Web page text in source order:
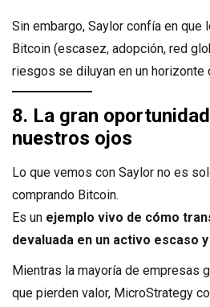
Sin embargo, Saylor confía en que
Bitcoin (escasez, adopción, red
riesgos se diluyan en un horizonte
8. La gran
nuestros ojos
Lo que vemos con Saylor no es
comprando Bitcoin.
Es un ejemplo vivo de cómo
devaluada en un activo escaso
Mientras la mayoría de empresas
que pierden valor, MicroStrategy